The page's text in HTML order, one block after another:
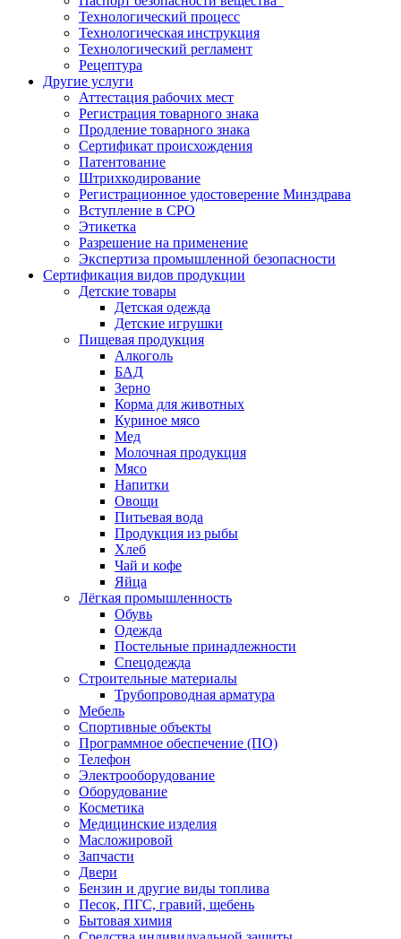
Технологический процесс
Технологическая инструкция
Технологический регламент
Рецептура
Другие услуги
Аттестация рабочих мест
Регистрация товарного знака
Продление товарного знака
Сертификат происхождения
Патентование
Штрихкодирование
Регистрационное удостоверение Минздрава
Вступление в СРО
Этикетка
Разрешение на применение
Экспертиза промышленной безопасности
Сертификация видов продукции
Детские товары
Детская одежда
Детские игрушки
Пищевая продукция
Алкоголь
БАД
Зерно
Корма для животных
Куриное мясо
Мед
Молочная продукция
Мясо
Напитки
Овощи
Питьевая вода
Продукция из рыбы
Хлеб
Чай и кофе
Яйца
Лёгкая промышленность
Обувь
Одежда
Постельные принадлежности
Спецодежда
Строительные материалы
Трубопроводная арматура
Мебель
Спортивные объекты
Программное обеспечение (ПО)
Телефон
Электрооборудование
Оборудование
Косметика
Медицинские изделия
Масложировой
Запчасти
Двери
Бензин и другие виды топлива
Песок, ПГС, гравий, щебень
Бытовая химия